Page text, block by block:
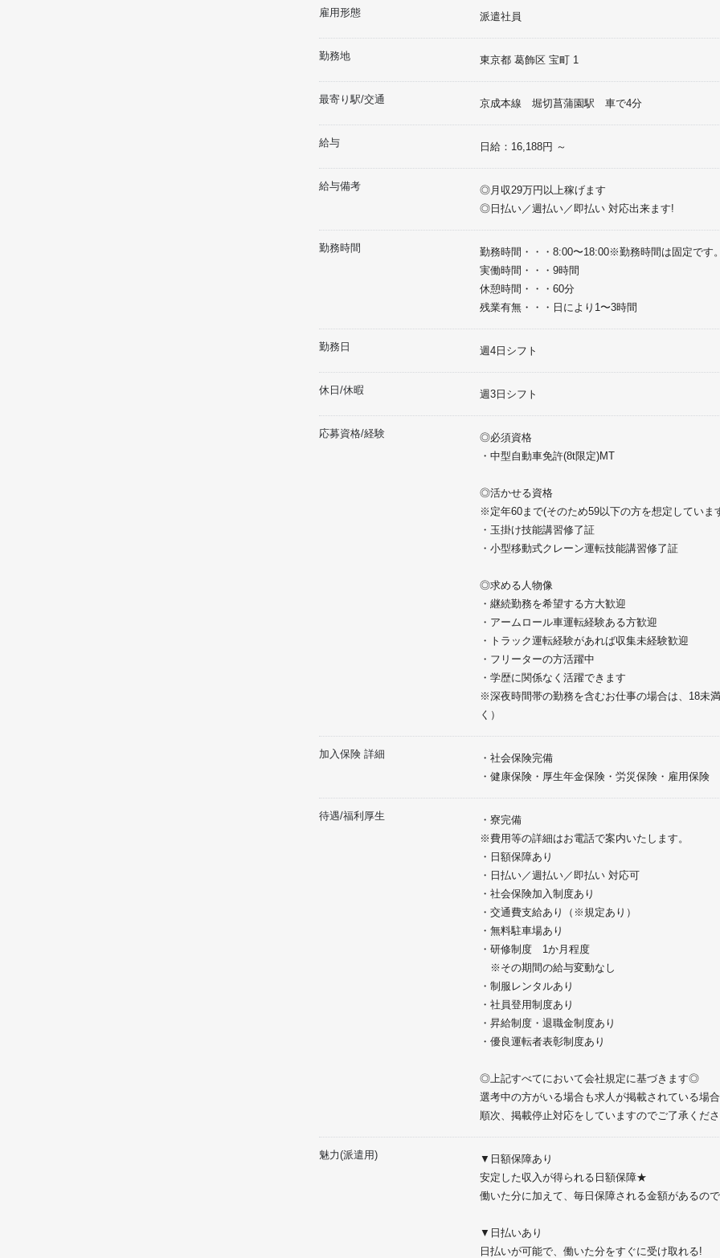
雇用形態 派遣社員
勤務地 東京都 葛飾区 宝町 1
最寄り駅/交通 京成本線 堀切菖蒲園駅 車で4分
給与 日給：16,188円 ～
給与備考
◎月収29万円以上稼げます
◎日払い／週払い／即払い 対応出来ます!
勤務時間
勤務時間・・・8:00〜18:00※勤務時間は固定です
実働時間・・・9時間
休憩時間・・・60分
残業有無・・・日により1〜3時間
勤務日 週4日シフト
休日/休暇 週3日シフト
応募資格/経験
◎必須資格
・中型自動車免許(8t限定)MT
◎活かせる資格
※定年60まで(そのため59以下の方を想定してい
・玉掛け技能講習修了証
・小型移動式クレーン運転技能講習修了証
◎求める人物像
・継続勤務を希望する方大歓迎
・アームロール車運転経験ある方歓迎
・トラック運転経験があれば収集未経験歓迎
・フリーターの方活躍中
・学歴に関係なく活躍できます
※深夜時間帯の勤務を含むお仕事の場合は、18未
く）
加入保険 詳細
・社会保険完備
・健康保険・厚生年金保険・労災保険・雇用保険
待遇/福利厚生
・寮完備
※費用等の詳細はお電話で案内いたします。
・日額保障あり
・日払い／週払い／即払い 対応可
・社会保険加入制度あり
・交通費支給あり（※規定あり）
・無料駐車場あり
・研修制度 1か月程度
※その期間の給与変動なし
・制服レンタルあり
・社員登用制度あり
・昇給制度・退職金制度あり
・優良運転者表彰制度あり
◎上記すべてにおいて会社規定に基づきます◎
選考中の方がいる場合も求人が掲載されている場
順次、掲載停止対応をしていますのでご了承くだ
魅力(派遣用)
▼日額保障あり
安定した収入が得られる日額保障★
働いた分に加えて、毎日保障される金額があるの
▼日払いあり
日払いが可能で、働いた分をすぐに受け取れる!